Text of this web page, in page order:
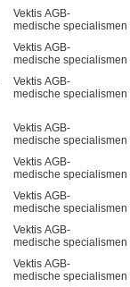
Vektis AGB-
medische specialismen
Vektis AGB-
medische specialismen
Vektis AGB-
medische specialismen
Vektis AGB-
medische specialismen
Vektis AGB-
medische specialismen
Vektis AGB-
medische specialismen
Vektis AGB-
medische specialismen
Vektis AGB-
medische specialismen